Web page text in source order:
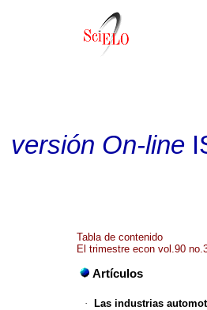
versión On-line
Tabla de contenido
El trimestre econ vol.90
Artículos
· Las industrias